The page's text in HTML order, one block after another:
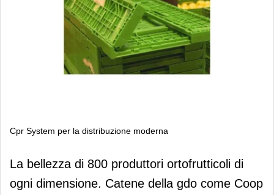
Cpr System per la distribuzione moderna
Cpr System per la distribuzione
moderna
La bellezza di 800 produttori ortofrutticoli di
ogni dimensione. Catene della gdo come Coop